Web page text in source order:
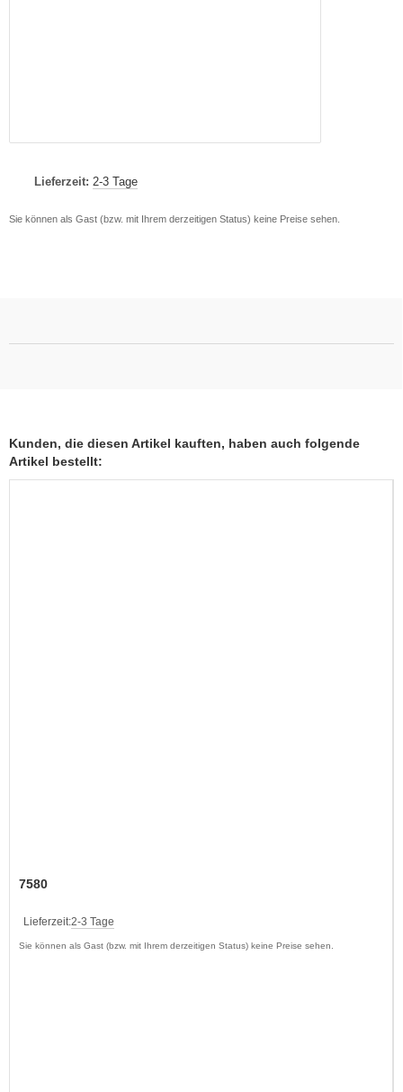
Lieferzeit: 2-3 Tage
Sie können als Gast (bzw. mit Ihrem derzeitigen Status) keine Preise sehen.
Kunden, die diesen Artikel kauften, haben auch folgende
Artikel bestellt:
7580
Lieferzeit:2-3 Tage
Sie können als Gast (bzw. mit Ihrem derzeitigen Status) keine Preise sehen.